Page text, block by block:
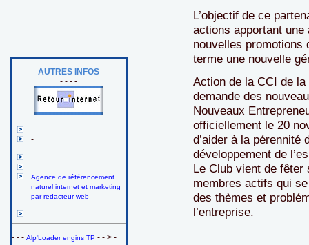
AUTRES INFOS
- - - -
-
Agence de référencement
naturel internet et marketing
par redacteur web
- - - Alp'Loader engins TP - - > -
L’objectif de ce
actions apportant
nouvelles promotions
terme une nouvelle
Action de la CCI de
demande des
Nouveaux
officiellement le 20
d’aider à la pérennité
développement de
Le Club vient de
membres actifs qui
des thèmes et
l’entreprise.